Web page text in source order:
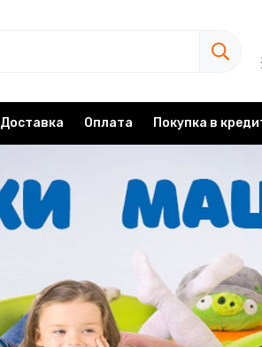
Доставка Оплата Покупка в